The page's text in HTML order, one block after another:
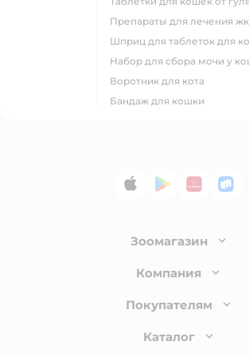
препараты для лечения
шприц для таблеток для
набор для сбора мочи у
воротник для кота
бандаж для кошки
App StoreGoogle Play
Зоомагазин
Лицензия
Доставка и оплата
Обмен и возврат товара
Компания
О компании
Покупателям
Бонусные карты
Каталог